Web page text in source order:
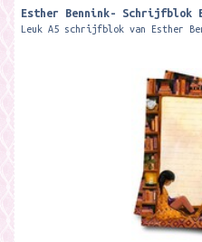
Esther Bennink- Schrijfblok
Leuk A5 schrijfblok van Esther